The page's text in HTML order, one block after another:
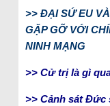
>> ĐẠI SỨ EU
GẶP GỠ VỚI
NINH MẠNG
>> Cử trị là gì
>> Cảnh sát Đức